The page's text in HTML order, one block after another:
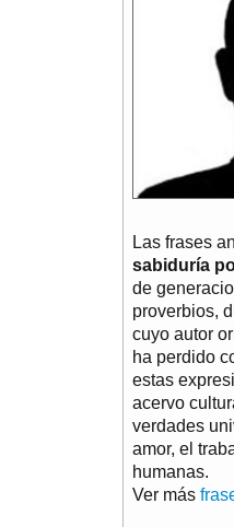
Las frases
sabiduría
de
proverbios,
cuyo autor
ha perdido
estas
acervo
verdades
amor, el
humanas.
Ver más